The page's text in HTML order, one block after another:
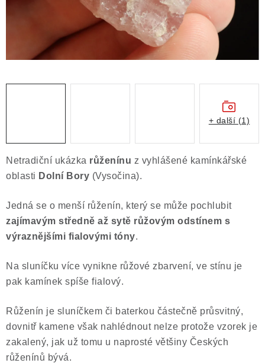
Obchodní podmínky
Podmínky ochrany osobních údajů
Poučení o právu na odstoupení od smlouvy
Puncovní značky
Výkup minerálů a drahých kamenů
Kontakt
Netradiční ukázka růženínu z vyhlášené kamínkářské
oblasti Dolní Bory (Vysočina).
Jedná se o menší růženín, který se může pochlubit
zajímavým středně až sytě růžovým odstínem s
výraznějšími fialovými tóny.
Na sluníčku více vynikne růžové zbarvení, ve stínu je
pak kamínek spíše fialový.
Růženín je sluníčkem či baterkou částečně průsvitný,
dovnitř kamene však nahlédnout nelze protože vzorek je
zakalený, jak už tomu u naprosté většiny Českých
růženínů bývá.
+ další (1)